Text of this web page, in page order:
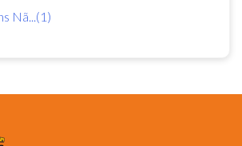
Nã...(1)